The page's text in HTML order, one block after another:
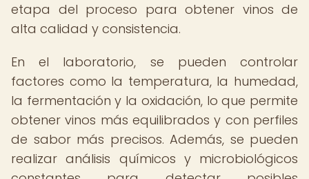
etapa del proceso para obtener vinos de
alta calidad y consistencia.
En el laboratorio, se pueden controlar
factores como la temperatura, la humedad,
la fermentación y la oxidación, lo que permite
obtener vinos más equilibrados y con perfiles
de sabor más precisos. Además, se pueden
realizar análisis químicos y microbiológicos